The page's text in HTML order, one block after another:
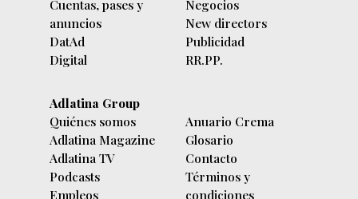
Cuentas, pases y
anuncios
DatAd
Digital
Negocios
New directors
Publicidad
RR.PP.
Adlatina Group
Quiénes somos
Adlatina Magazine
Adlatina TV
Podcasts
Empleos
Anuario Crema
Glosario
Contacto
Términos y
condiciones